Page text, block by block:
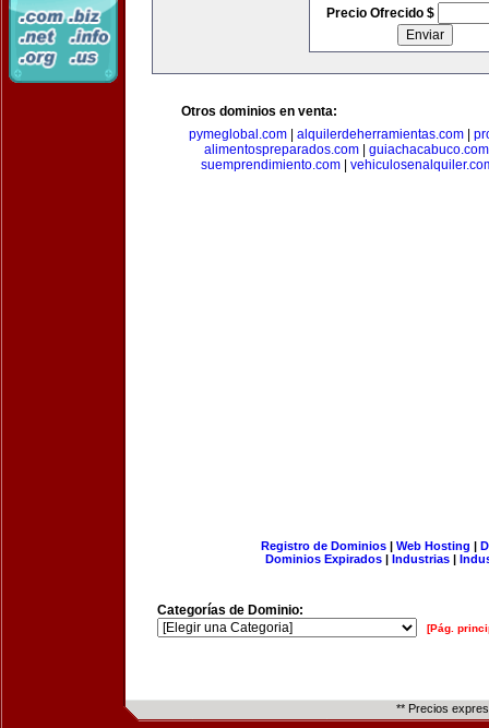
Precio Ofrecido $
Otros dominios en venta:
pymeglobal.com| alquilerdeherramientas.com|
alimentospreparados.com| guiachacabuco.com
suemprendimiento.com|
Registro de Dominios| Web Hosting |
Dominios Expirados | Industrias |
Categorías de Dominio:
[Pág.
** Precios